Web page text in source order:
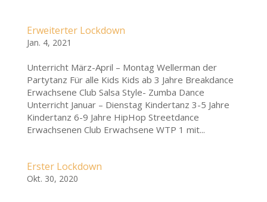
Erweiterter Lockdown
Jan. 4, 2021
Unterricht März-April – Montag Wellerman der
Partytanz Für alle Kids Kids ab 3 Jahre Breakdance
Erwachsene Club Salsa Style- Zumba Dance
Unterricht Januar – Dienstag Kindertanz 3-5 Jahre
Kindertanz 6-9 Jahre HipHop Streetdance
Erwachsenen Club Erwachsene WTP 1 mit...
Erster Lockdown
Okt. 30, 2020